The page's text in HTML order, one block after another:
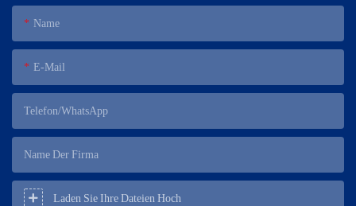
Name
E-Mail
Telefon/WhatsApp
Name Der Firma
Laden Sie Ihre Dateien Hoch